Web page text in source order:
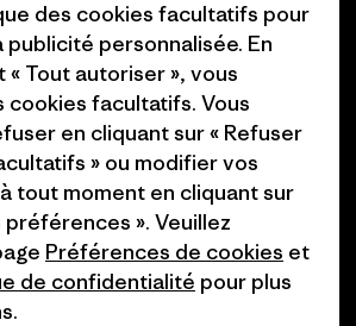
Industry program
Programme d’affiliation
Patagonia France Plan du site
All Rights Reserved.
des cookies facultatifs pour
publicité personnalisée. En
Tout autoriser », vous
cookies facultatifs. Vous
en cliquant sur « Refuser
» ou modifier vos
tout moment en cliquant sur
». Veuillez
Préférences de cookies et
de confidentialité pour plus